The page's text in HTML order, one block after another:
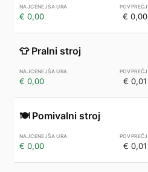
€ 0,00 € 0,00
👕 Pralni stroj
€ 0,00 € 0,01
🍽️ Pomivalni stroj
€ 0,00 € 0,01